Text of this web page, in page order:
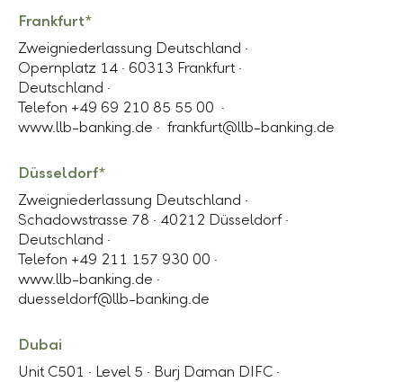
Frankfurt*
Zweigniederlassung Deutschland ·
Opernplatz 14 · 60313 Frankfurt ·
Deutschland ·
Telefon +49 69 210 85 55 00 ·
www.llb-banking.de · frankfurt@llb-banking.de
Düsseldorf*
Zweigniederlassung Deutschland ·
Schadowstrasse 78 · 40212 Düsseldorf ·
Deutschland ·
Telefon +49 211 157 930 00 ·
www.llb-banking.de ·
duesseldorf@llb-banking.de
Dubai
Unit C501 · Level 5 · Burj Daman DIFC ·